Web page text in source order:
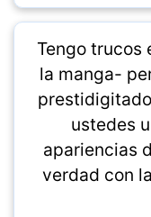
Tengo trucos
la manga-
ustedes
apariencias
verdad con